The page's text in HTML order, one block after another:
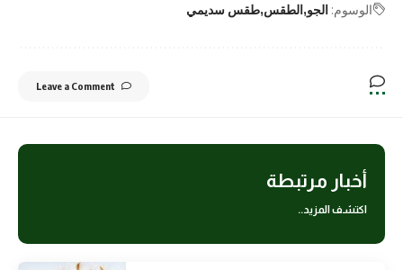
الوسوم: الجو الطقس طقس سديمي
Leave a Comment
أخبار مرتبطة
اكتشف المزيد..